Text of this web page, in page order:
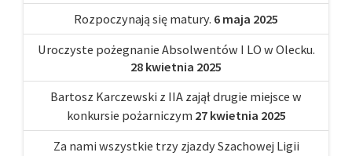
Rozpoczynają się matury. 6 maja 2025
Uroczyste pożegnanie Absolwentów I LO w Olecku.
28 kwietnia 2025
Bartosz Karczewski z IIA zajął drugie miejsce w
konkursie pożarniczym 27 kwietnia 2025
Za nami wszystkie trzy zjazdy Szachowej Ligii